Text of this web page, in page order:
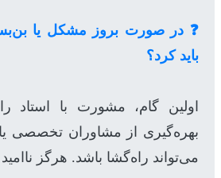
❓ در صورت بروز مشکل یا
باید کرد؟
اولین گام، مشورت با استاد
بهره‌گیری از مشاوران تخصصی
می‌تواند راه‌گشا باشد. هرگز